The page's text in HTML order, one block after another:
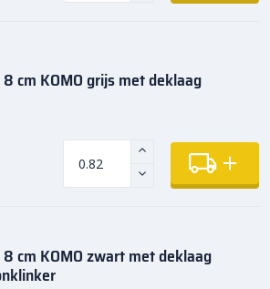
8 cm KOMO grijs met deklaag
8 cm KOMO zwart met deklaag